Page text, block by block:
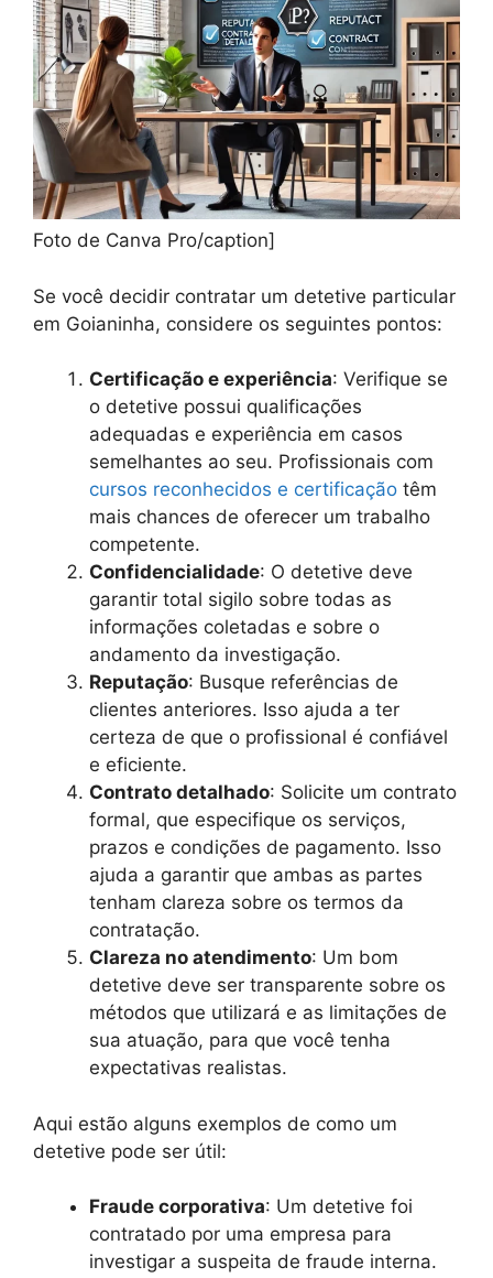
Foto de Canva Pro/caption]
Se você decidir contratar um detetive particular
em Goianinha, considere os seguintes pontos:
Certificação e experiência: Verifique se
o detetive possui qualificações
adequadas e experiência em casos
semelhantes ao seu. Profissionais com
cursos reconhecidos e certificação têm
mais chances de oferecer um trabalho
competente.
Confidencialidade: O detetive deve
garantir total sigilo sobre todas as
informações coletadas e sobre o
andamento da investigação.
Reputação: Busque referências de
clientes anteriores. Isso ajuda a ter
certeza de que o profissional é confiável
e eficiente.
Contrato detalhado: Solicite um contrato
formal, que especifique os serviços,
prazos e condições de pagamento. Isso
ajuda a garantir que ambas as partes
tenham clareza sobre os termos da
contratação.
Clareza no atendimento: Um bom
detetive deve ser transparente sobre os
métodos que utilizará e as limitações de
sua atuação, para que você tenha
expectativas realistas.
Aqui estão alguns exemplos de como um
detetive pode ser útil:
Fraude corporativa: Um detetive foi
contratado por uma empresa para
investigar a suspeita de fraude interna.